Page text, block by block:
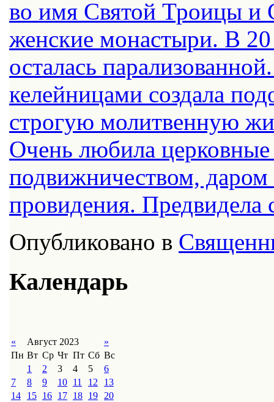
во имя Святой Троицы и
женские монастыри. В 20
осталась
келейницами создала
строгую молитвенную
Очень любила церковные
подвижничеством,
провидения.
Опубликовано в
Календарь
« Август 2023
»
Пн Вт Ср Чт Пт Сб Вс
1
2 3 4 5
6
7
8 9 10 11 12
13
14
15 16 17 18 19
20